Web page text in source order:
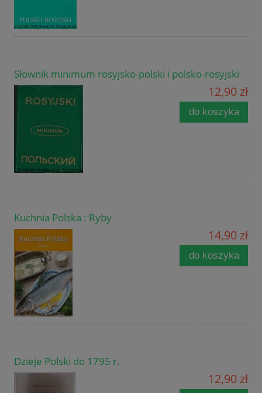
Słownik minimum rosyjsko-polski i polsko-rosyjski
12,90 zł
do koszyka
Kuchnia Polska : Ryby
14,90 zł
do koszyka
Dzieje Polski do 1795 r.
12,90 zł